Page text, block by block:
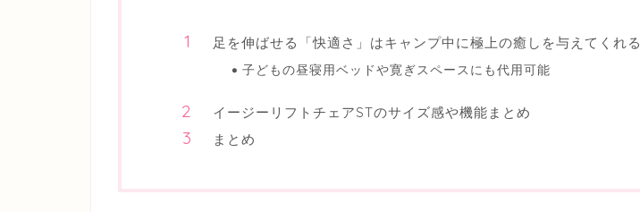
足を伸ばせる「快適さ」はキャンプ中に極上の癒しを与えてくれる
子どもの昼寝用ベッドや寛ぎスペースにも代用可能
イージーリフトチェアSTのサイズ感や機能まとめ
まとめ